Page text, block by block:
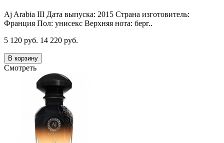
Aj Arabia III Дата выпуска: 2015 Страна изготовитель:
Франция Пол: унисекс Верхняя нота: берг..
5 120 руб. 14 220 руб.
В корзину
Смотреть